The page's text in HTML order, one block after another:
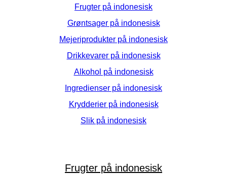
Frugter på indonesisk
Grøntsager på indonesisk
Mejeriprodukter på indonesisk
Drikkevarer på indonesisk
Alkohol på indonesisk
Ingredienser på indonesisk
Krydderier på indonesisk
Slik på indonesisk
Frugter på indonesisk